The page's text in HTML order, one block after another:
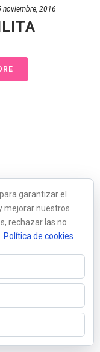
noviembre, 2016
garantizar el
mejorar nuestros
rechazar las no
Política de cookies